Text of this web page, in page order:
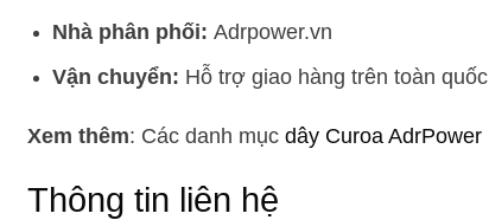
Nhà phân phối: Adrpower.vn
Vận chuyển: Hỗ trợ giao hàng trên toàn quốc
Xem thêm: Các danh mục dây Curoa AdrPower
Thông tin liên hệ